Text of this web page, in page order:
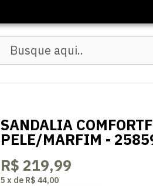
SANDALIA
PELE/MARFIM -
R$ 219,99
5 x de R$ 44,00